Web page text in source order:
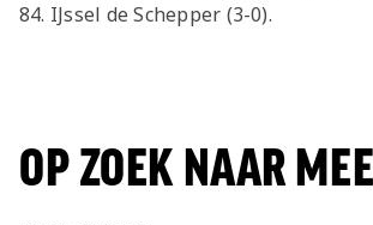
84. IJssel de Schepper (3-0).
OP ZOEK NAAR